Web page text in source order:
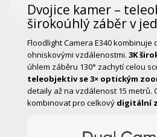
Dvojice kamer –
širokoúhlý záběr v
Floodlight Camera E340 kombinuje
ohniskovými vzdálenostmi. 3K
úhlem záběru 130° zachytí celou
teleobjektiv se 3× optickým
detaily až na vzdálenost 15 metrů.
kombinovat pro celkový digitální